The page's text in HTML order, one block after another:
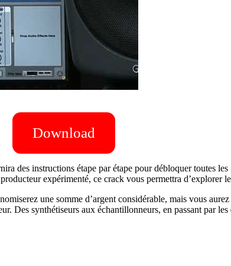
Download
des instructions étape par étape pour débloquer toutes
expérimenté, ce crack vous permettra d’explorer
une somme d’argent considérable, mais vous
Des synthétiseurs aux échantillonneurs, en passant par